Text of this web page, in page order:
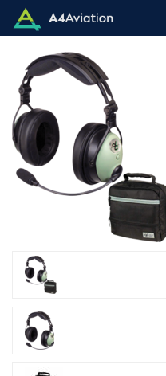
Brand
Category
Cart: (Empty)